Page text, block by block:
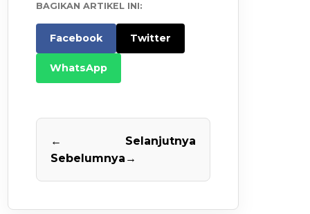
BAGIKAN ARTIKEL INI:
Facebook Twitter
WhatsApp
←
Sebelumnya
Selanjutnya
→